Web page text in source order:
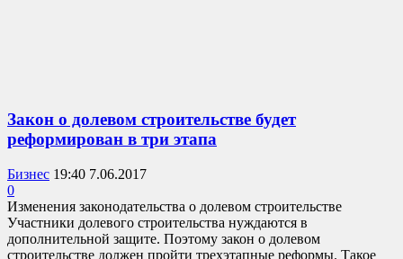
Закон о долевом строительстве будет
реформирован в три этапа
Бизнес 19:40 7.06.2017
0
Изменения законодательства о долевом строительстве
Участники долевого строительства нуждаются в
дополнительной защите. Поэтому закон о долевом
строительстве должен пройти трехэтапные реформы. Такое